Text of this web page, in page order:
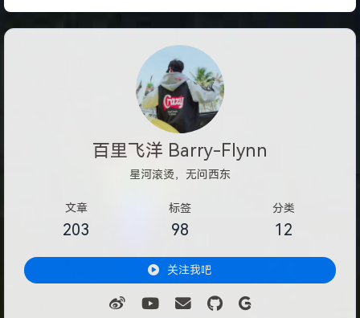
百里飞洋 Barry-Flynn
星河滚烫，无问西东
文章
203
标签
98
分类
12
关注我吧